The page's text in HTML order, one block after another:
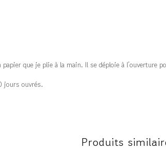
que je plie à la main. Il se déploie à l’ouverture
jours ouvrés.
Produits